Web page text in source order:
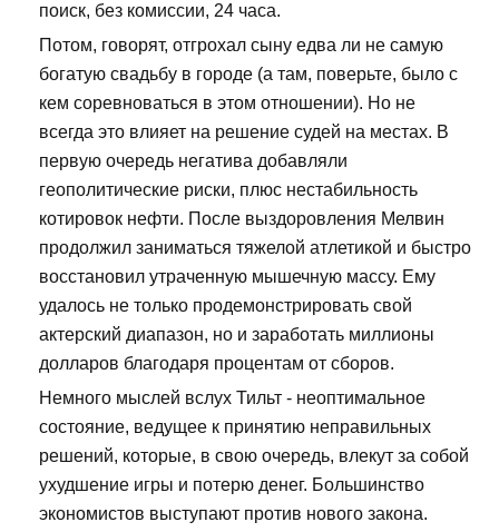
поиск, без комиссии, 24 часа.
Потом, говорят, отгрохал сыну едва ли не самую
богатую свадьбу в городе (а там, поверьте, было с
кем соревноваться в этом отношении). Но не
всегда это влияет на решение судей на местах. В
первую очередь негатива добавляли
геополитические риски, плюс нестабильность
котировок нефти. После выздоровления Мелвин
продолжил заниматься тяжелой атлетикой и быстро
восстановил утраченную мышечную массу. Ему
удалось не только продемонстрировать свой
актерский диапазон, но и заработать миллионы
долларов благодаря процентам от сборов.
Немного мыслей вслух Тильт - неоптимальное
состояние, ведущее к принятию неправильных
решений, которые, в свою очередь, влекут за собой
ухудшение игры и потерю денег. Большинство
экономистов выступают против нового закона.